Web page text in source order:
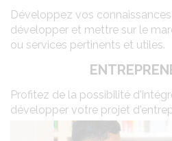
Développez vos
développer et mettre sur le
ou services pertinents et utiles.
Profitez de la possibilité
développer votre projet